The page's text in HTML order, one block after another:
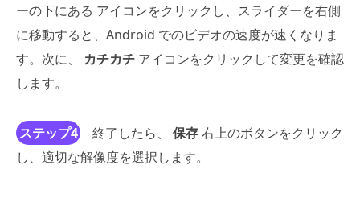
ーの下にある アイコンをクリックし、スライダーを右側
に移動すると、Android でのビデオの速度が速くなりま
す。次に、 カチカチ アイコンをクリックして変更を確認
します。
ステップ4 終了したら、 保存右上のボタンをクリック
し、適切な解像度を選択します。